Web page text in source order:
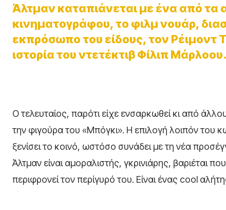
Άλτμαν καταπιάνεται με ένα από τα
κινηματογράφου, το φιλμ νουάρ,
εκπρόσωπο του είδους, τον Ρέιμοντ
ιστορία του ντετέκτιβ Φίλιπ Μάρλοου.
Ο τελευταίος, παρότι είχε ενσαρκωθεί κι από
την φιγούρα του «Μπόγκι». Η επιλογή λοιπόν
ξενίσει το κοινό, ωστόσο συνάδει με τη νέα
Άλτμαν είναι αμοραλιστής, γκρινιάρης, βαριέται
περιφρονεί τον περίγυρό του. Είναι ένας cool